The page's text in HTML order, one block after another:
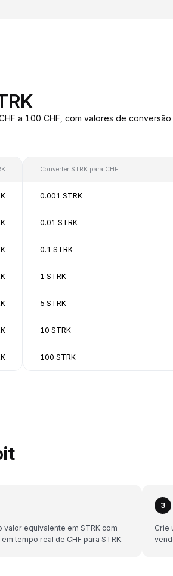
a 100 CHF, com valores de
Converter STRK para CHF
0.001 STRK
0.01 STRK
0.1 STRK
1 STRK
5 STRK
10 STRK
100 STRK
valor equivalente em STRK com
tempo real de CHF para STRK.
3
Crie